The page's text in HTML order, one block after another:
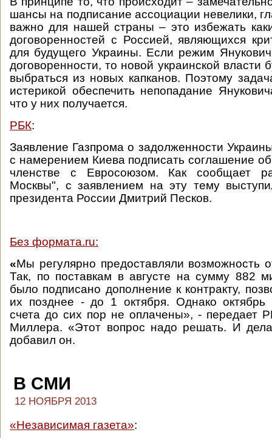
шансы на подписание ассоциации невелики,
важно для нашей страны – это избежать
договоренностей с Россией, являющихся
для будущего Украины. Если режим
договоренности, то новой украинской власти
выбраться из новых капканов. Поэтому
истерикой обеспечить непопадание
что у них получается.
РБК:
Заявление Газпрома о задолженности
с намерением Киева подписать соглашение
членстве с Евросоюзом. Как сообщает
Москвы", с заявлением на эту тему
президента России Дмитрий Песков.
Без формата.ru:
«Мы регулярно предоставляли возможность
Так, по поставкам в августе на сумму 882
было подписано дополнение к контракту,
их позднее - до 1 октября. Однако октябрь
счета до сих пор не оплачены», - передает
Миллера. «Этот вопрос надо решать. И
добавил он.
В СМИ
12 НОЯБРЯ 2013
«Независимая газета»: